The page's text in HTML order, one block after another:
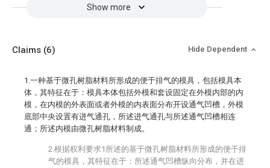
Show more
Claims (6) Hide Dependent
1.一种基于微孔树脂材料所形成的便于排气的模具，包括模具本
体，其特征在于：模具本体包括外模和套设固定在外模内部的内
模，在内模的外表面或者外模的内表面分布开设通气凹槽，外模
底部中央设置有进气通孔，所述进气通孔与所述通气凹槽相连
通；所述内模由微孔树脂材料制成。
2.根据权利要求1所述的基于微孔树脂材料所形成的便于排
气的模具，其特征在于：所述通气凹槽纵向分布，并在进